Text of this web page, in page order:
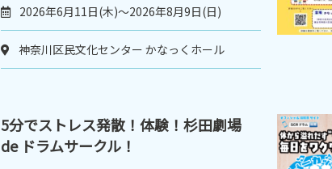
2026年6月11日(木)～2026年8月9日(日)
神奈川区民文化センター かなっくホール
5分でストレス発散！体験！杉田劇場
de ドラムサークル！